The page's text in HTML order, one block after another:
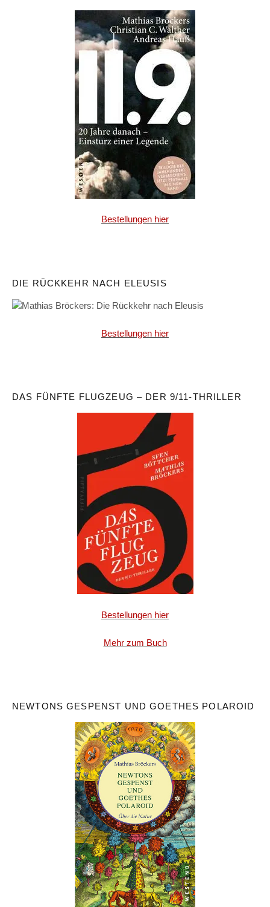
Bestellungen hier
DIE RÜCKKEHR NACH ELEUSIS
Bestellungen hier
DAS FÜNFTE FLUGZEUG – DER 9/11-THRILLER
Bestellungen hier
Mehr zum Buch
NEWTONS GESPENST UND GOETHES POLAROID